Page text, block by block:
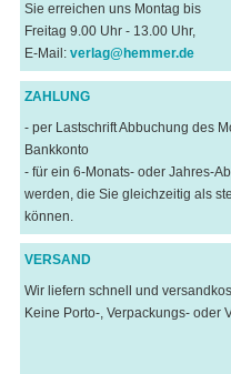
Sie erreichen uns Montag bis
Freitag 9.00 Uhr - 13.00 Uhr,
E-Mail: verlag@hemmer.de
ZAHLUNG
- per Lastschrift Abbuchung des
Bankkonto
- für ein 6-Monats- oder Jahres-
werden, die Sie gleichzeitig als
können.
VERSAND
Wir liefern schnell und
Keine Porto-, Verpackungs- oder